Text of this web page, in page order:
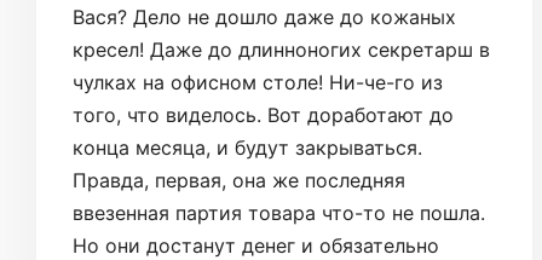
Вася? Дело не дошло даже до кожаных
кресел! Даже до длинноногих секретарш в
чулках на офисном столе! Ни-че-го из
того, что виделось. Вот доработают до
конца месяца, и будут закрываться.
Правда, первая, она же последняя
ввезенная партия товара что-то не пошла.
Но они достанут денег и обязательно